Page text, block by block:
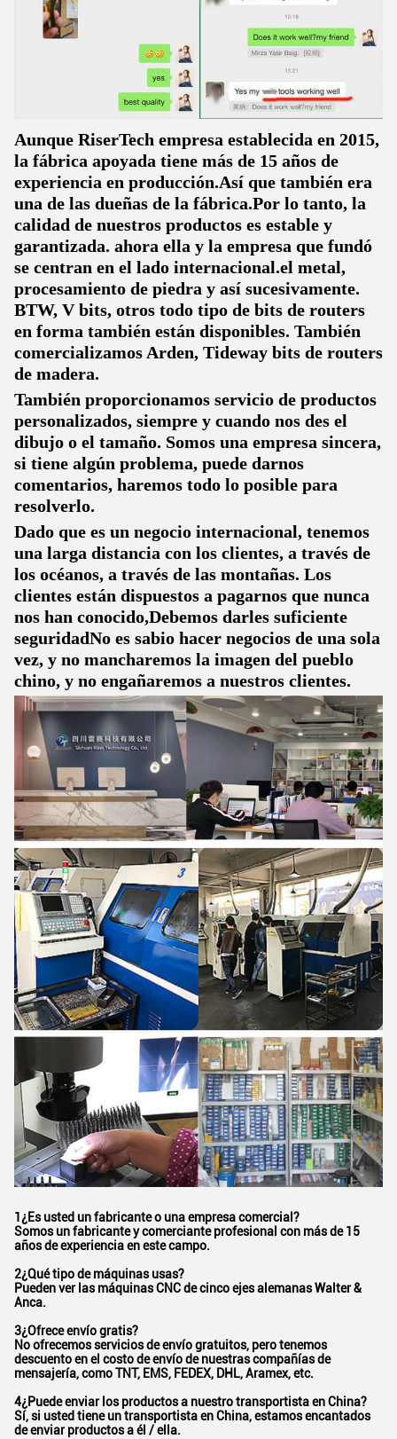
Aunque RiserTech empresa establecida en 2015,
la fábrica apoyada tiene más de 15 años de
experiencia en producción.Así que también era
una de las dueñas de la fábrica.Por lo tanto, la
calidad de nuestros productos es estable y
garantizada. ahora ella y la empresa que fundó
se centran en el lado internacional.el metal,
procesamiento de piedra y así sucesivamente.
BTW, V bits, otros todo tipo de bits de routers
en forma también están disponibles. También
comercializamos Arden, Tideway bits de routers
de madera.
También proporcionamos servicio de productos
personalizados, siempre y cuando nos des el
dibujo o el tamaño. Somos una empresa sincera,
si tiene algún problema, puede darnos
comentarios, haremos todo lo posible para
resolverlo.
Dado que es un negocio internacional, tenemos
una larga distancia con los clientes, a través de
los océanos, a través de las montañas. Los
clientes están dispuestos a pagarnos que nunca
nos han conocido,Debemos darles suficiente
seguridadNo es sabio hacer negocios de una sola
vez, y no mancharemos la imagen del pueblo
chino, y no engañaremos a nuestros clientes.
1¿Es usted un fabricante o una empresa comercial?
Somos un fabricante y comerciante profesional con más de 15
años de experiencia en este campo.
2¿Qué tipo de máquinas usas?
Pueden ver las máquinas CNC de cinco ejes alemanas Walter &
Anca.
3¿Ofrece envío gratis?
No ofrecemos servicios de envío gratuitos, pero tenemos
descuento en el costo de envío de nuestras compañías de
mensajería, como TNT, EMS, FEDEX, DHL, Aramex, etc.
4¿Puede enviar los productos a nuestro transportista en China?
Sí, si usted tiene un transportista en China, estamos encantados
de enviar productos a él / ella.